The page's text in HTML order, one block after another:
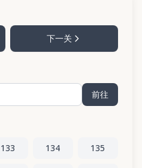
下一关
前往
133 134 135